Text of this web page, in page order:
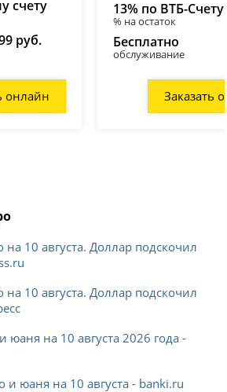
счету
руб.
онлайн
13% по ВТБ-Счету
% на остаток
Бесплатно
обслуживание
Заказать
на 10 августа. Доллар подскочил
на 10 августа. Доллар подскочил
юаня на 10 августа 2026 года -
и юаня на 10 августа - banki.ru